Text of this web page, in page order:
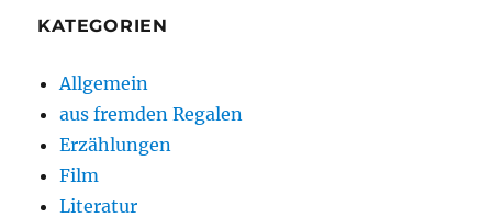
KATEGORIEN
Allgemein
aus fremden Regalen
Erzählungen
Film
Literatur